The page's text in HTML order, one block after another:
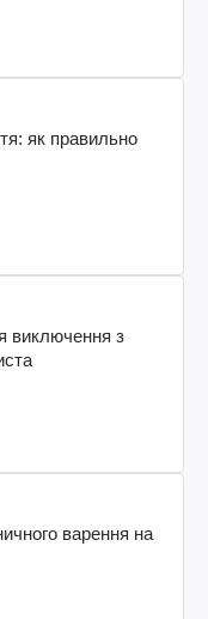
як правильно
виключення з
варення на